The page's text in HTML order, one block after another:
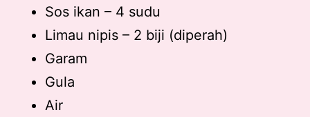
Sos ikan – 4 sudu
Limau nipis – 2 biji (diperah)
Garam
Gula
Air